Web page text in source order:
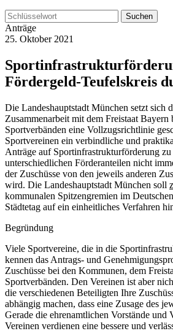
Suchen
Anträge
25. Oktober 2021
Fördergeld-Teufelskreis
Die Landeshauptstadt München setzt sich
Zusammenarbeit mit dem Freistaat
Sportverbänden eine Vollzugsrichtlinie
Sportvereinen ein verbindliche und
Anträge auf Sportinfrastrukturförderung zu
unterschiedlichen Förderanteilen nicht
der Zuschüsse von den jeweils anderen
wird. Die Landeshauptstadt München soll
kommunalen Spitzengremien im
Städtetag auf ein einheitliches Verfahren
Begründung
Viele Sportvereine, die in die
kennen das Antrags- und
Zuschüsse bei den Kommunen, dem
Sportverbänden. Den Vereinen ist aber
die verschiedenen Beteiligten Ihre
abhängig machen, dass eine Zusage des
Gerade die ehrenamtlichen Vorstände und
Vereinen verdienen eine bessere und